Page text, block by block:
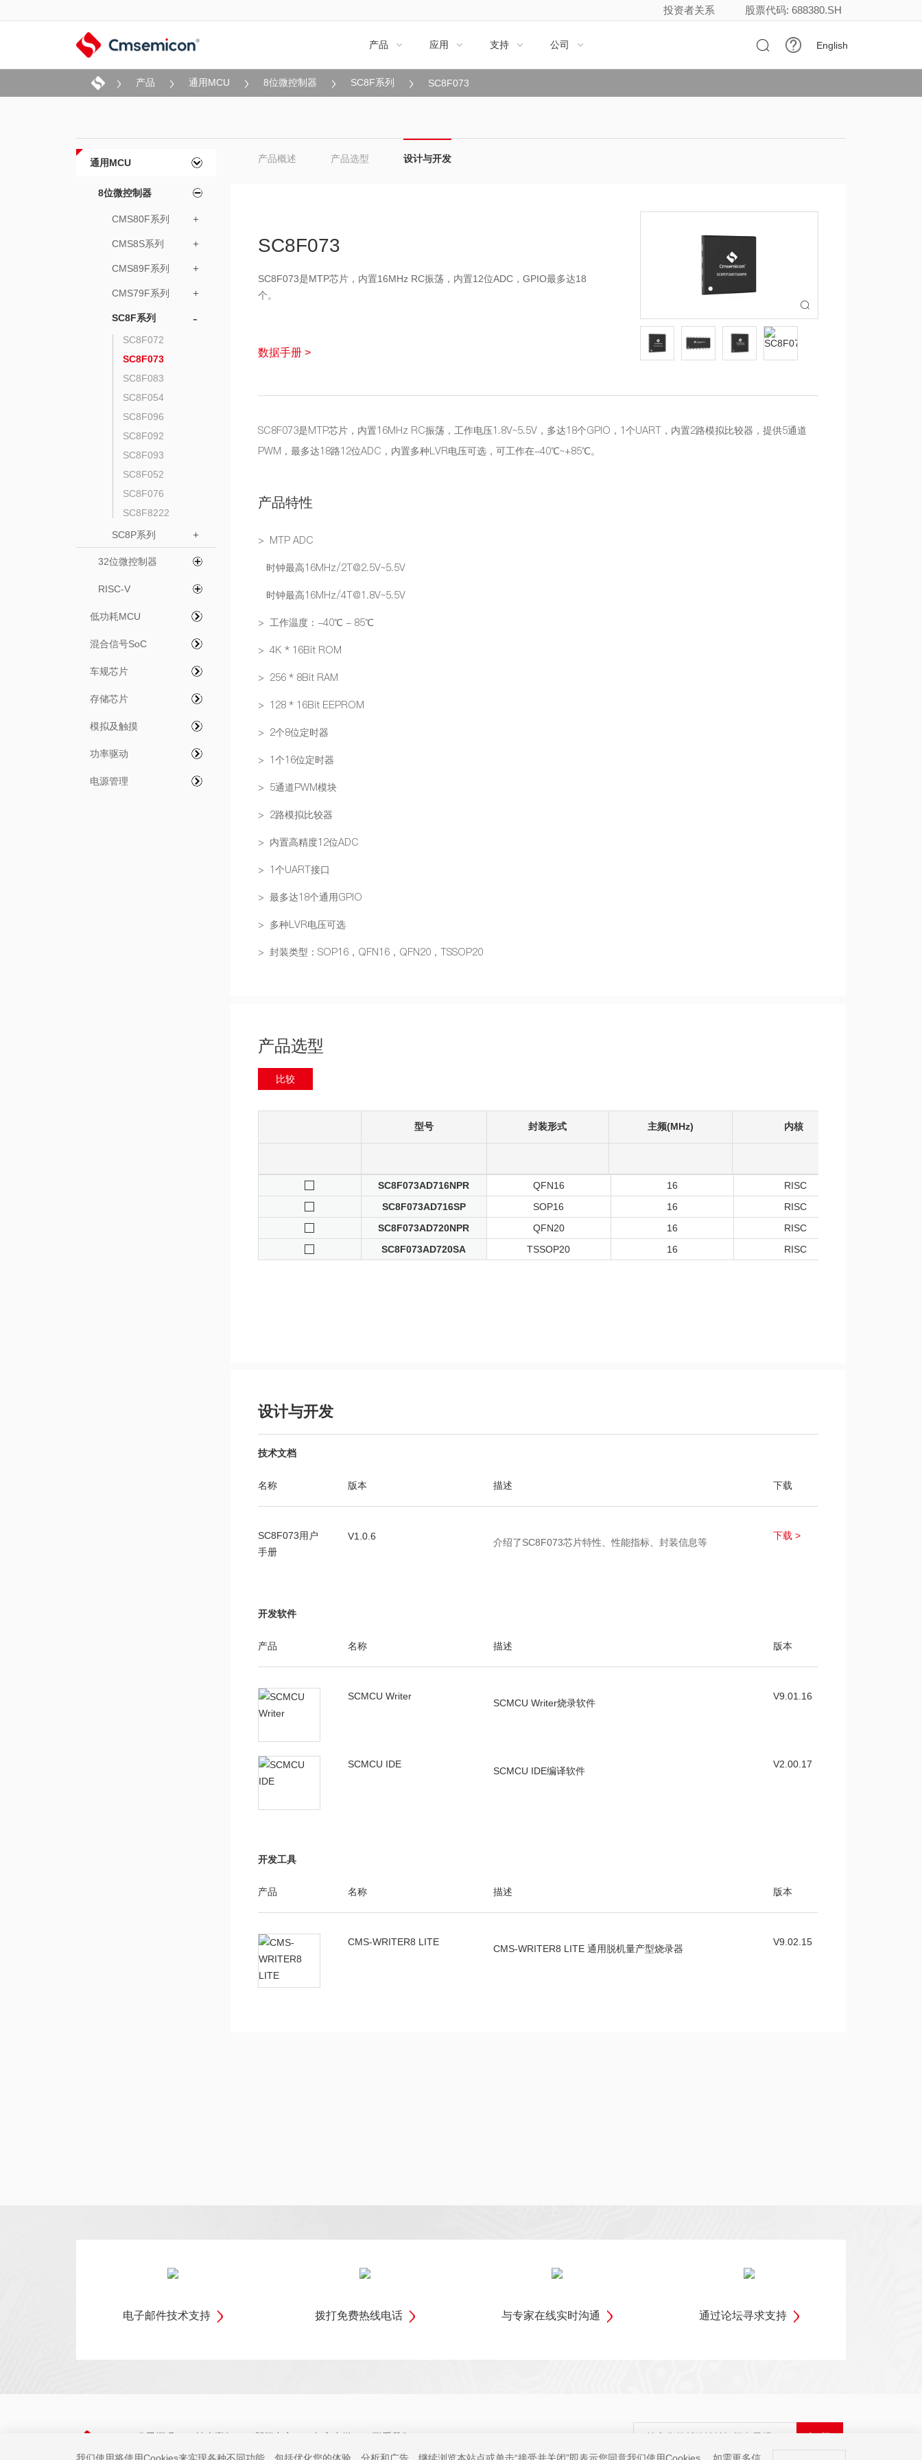
投资者关系 股票代码: 688380.SH
产品  应用  支持  公司   English
产品 通用MCU 8位微控制器 SC8F系列 SC8F073
通用MCU
8位微控制器
CMS80F系列 +
CMS8S系列 +
CMS89F系列 +
CMS79F系列 +
SC8F系列 -
SC8F072
SC8F073
SC8F083
SC8F054
SC8F096
SC8F092
SC8F093
SC8F052
SC8F076
SC8F8222
SC8P系列
+
32位微控制器
RISC-V
低功耗MCU
混合信号SoC
车规芯片
存储芯片
模拟及触摸
功率驱动
电源管理
产品概述 产品选型 设计与开发
SC8F073
SC8F073是MTP芯片，内置16MHz RC振荡，内置12位ADC，GPIO最多达18
个。
数据手册 >

SC8F073是MTP芯片，内置16MHz RC振荡，工作电压1.8V~5.5V，多达18个GPIO，1个UART，内置2路模拟比较器，提供5通道
PWM，最多达18路12位ADC，内置多种LVR电压可选，可工作在-40℃~+85℃。
产品特性
> MTP ADC
时钟最高16MHz/2T@2.5V~5.5V
时钟最高16MHz/4T@1.8V~5.5V
> 工作温度：-40℃ - 85℃
> 4K * 16Bit ROM
> 256 * 8Bit RAM
> 128 * 16Bit EEPROM
> 2个8位定时器
> 1个16位定时器
> 5通道PWM模块
> 2路模拟比较器
> 内置高精度12位ADC
> 1个UART接口
> 最多达18个通用GPIO
> 多种LVR电压可选
> 封装类型：SOP16，QFN16，QFN20，TSSOP20
产品选型
比较
型号 封装形式 主频(MHz) 内核
SC8F073AD716NPR QFN16 16 RISC
SC8F073AD716SP
SOP16 16 RISC
SC8F073AD720NPR
QFN20 16 RISC
SC8F073AD720SA
TSSOP20 16 RISC
设计与开发
技术文档
名称 版本 描述 下载
SC8F073用户
手册
V1.0.6
介绍了SC8F073芯片特性、性能指标、封装信息等
下载 >
开发软件
产品 名称 描述 版本
SCMCU Writer
SCMCU Writer烧录软件
V9.01.16
SCMCU IDE
SCMCU IDE编译软件
V2.00.17
开发工具
产品 名称 描述 版本
CMS-WRITER8 LITE
CMS-WRITER8 LITE 通用脱机量产型烧录器
V9.02.15
电子邮件技术支持 拨打免费热线电话 与专家在线实时沟通 通过论坛寻求支持
公司概况 社会责任 新闻中心 加入中微 联系我们 输入您的邮箱地址订阅电子报
订 阅